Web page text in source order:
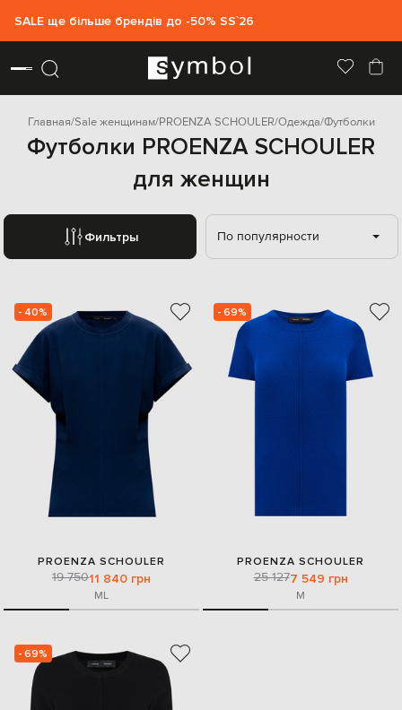
SALE ще більше брендів до -50% SS`26
Главная Sale женщинам PROENZA SCHOULER Одежда Футболки
Футболки PROENZA SCHOULER
для женщин
Фильтры По популярности
- 40%
PROENZA SCHOULER
19 75011 840 грн
ML
- 69%
PROENZA SCHOULER
25 1277 549 грн
M
- 69%